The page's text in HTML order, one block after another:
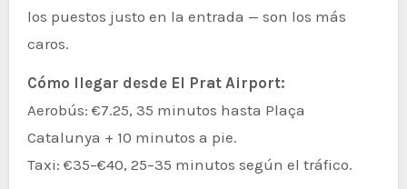
los puestos justo en la entrada — son los más
caros.
Cómo llegar desde El Prat Airport:
Aerobús: €7.25, 35 minutos hasta Plaça
Catalunya + 10 minutos a pie.
Taxi: €35–€40, 25–35 minutos según el tráfico.